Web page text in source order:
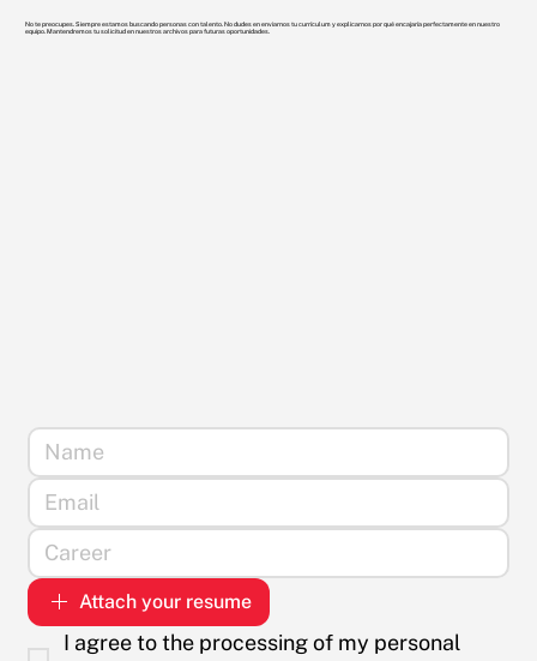
Attach your resume
I agree to the processing of my personal
No te preocupes. Siempre estamos buscando personas con talento. No dudes en enviarnos tu currículum y explicarnos por qué encajaría perfectamente en nuestro
equipo. Mantendremos tu solicitud en nuestros archivos para futuras oportunidades.